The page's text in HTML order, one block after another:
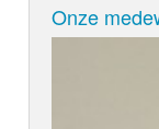
Onze